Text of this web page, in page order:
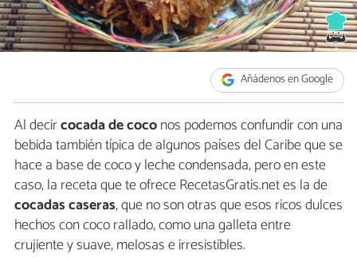
Añádenos en Google
Al decircocada de coconos podemos confundir con una
bebida también típica de algunos países del Caribe que se
hace a base de coco y leche condensada, pero en este
caso, la receta que te ofrece RecetasGratis.net es la de
cocadas caseras, que no son otras que esos ricos dulces
hechos con coco rallado, como una galleta entre
crujiente y suave, melosas e irresistibles.